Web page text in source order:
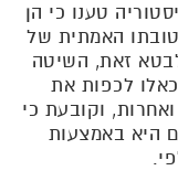
טענו כי הן
האמתית של
זאת, השיטה
לכפות את
וקובעת כי
היא באמצעות